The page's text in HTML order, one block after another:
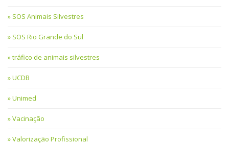
SOS Animais Silvestres
SOS Rio Grande do Sul
tráfico de animais silvestres
UCDB
Unimed
Vacinação
Valorização Profissional